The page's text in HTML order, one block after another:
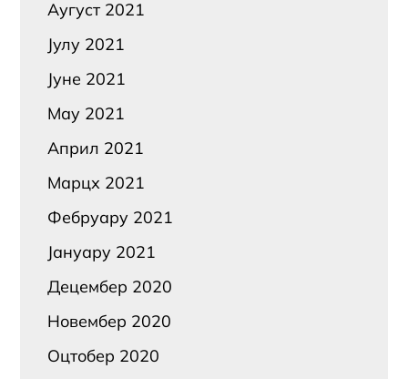
Аугуст 2021
Јулy 2021
Јуне 2021
Маy 2021
Април 2021
Марцх 2021
Фебруарy 2021
Јануарy 2021
Децембер 2020
Новембер 2020
Оцтобер 2020